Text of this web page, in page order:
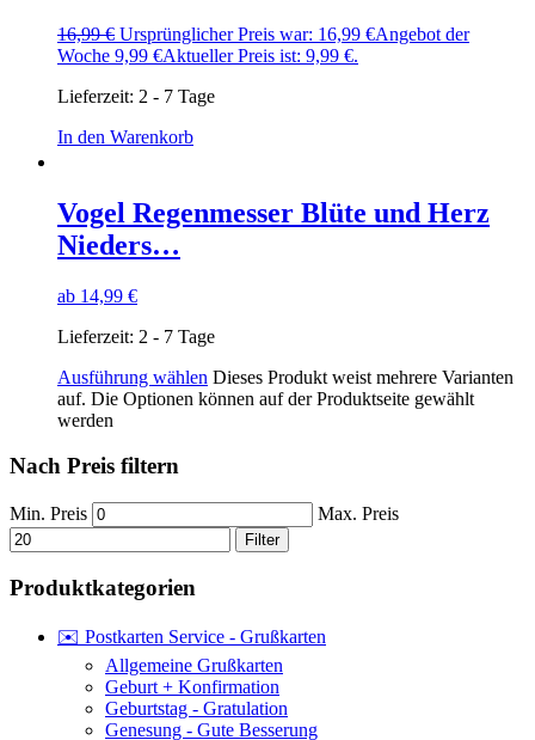
16,99€ Ursprünglicher Preis war: 16,99 €Angebot der
Woche 9,99 €Aktueller Preis ist: 9,99 €.
Lieferzeit: 2 - 7 Tage
In den Warenkorb
Vogel Regenmesser Blüte und Herz
Nieders…
ab 14,99 €
Lieferzeit: 2 - 7 Tage
Ausführung wählen Dieses Produkt weist mehrere Varianten
auf. Die Optionen können auf der Produktseite gewählt
werden
Nach Preis filtern
Min. Preis Max. Preis
Filter
Produktkategorien
✉️ Postkarten Service - Grußkarten
Allgemeine Grußkarten
Geburt + Konfirmation
Geburtstag - Gratulation
Genesung - Gute Besserung